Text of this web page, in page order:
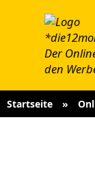
Startseite »